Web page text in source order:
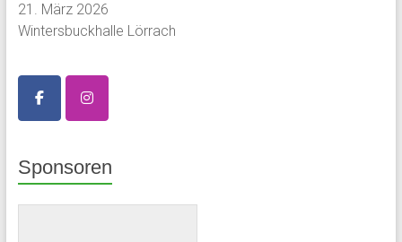
21. März 2026
Wintersbuckhalle Lörrach
Sponsoren